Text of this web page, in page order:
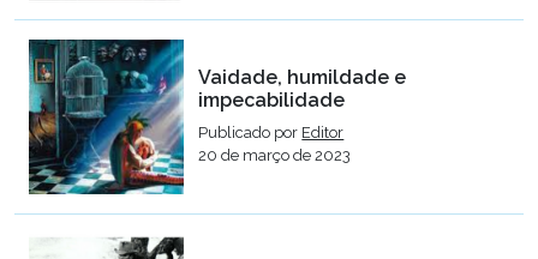
Vaidade, humildade e
impecabilidade
Publicado por Editor
20 de março de 2023